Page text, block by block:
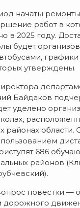
начаты
работ в
в 2025 году.
будет
утверждены.
Байдаков
уделено
районах области.
686
районов
повестки —
дорожного